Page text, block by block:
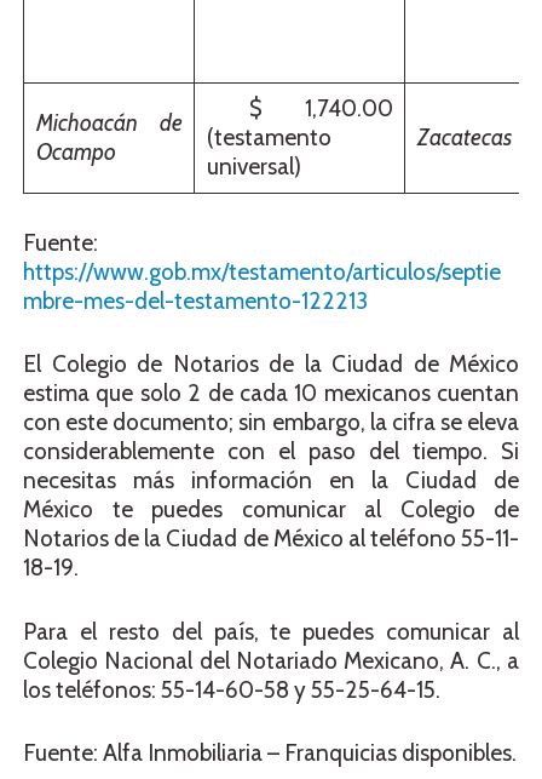
Michoacán de
Ocampo
$ 1,740.00
(testamento
universal)
Zacatecas
Fuente:
https://www.gob.mx/testamento/articulos/septie
mbre-mes-del-testamento-122213
El Colegio de Notarios de la Ciudad de México
estima que solo 2 de cada 10 mexicanos cuentan
con este documento; sin embargo, la cifra se eleva
considerablemente con el paso del tiempo. Si
necesitas más información en la Ciudad de
México te puedes comunicar al Colegio de
Notarios de la Ciudad de México al teléfono 55-11-
18-19.
Para el resto del país, te puedes comunicar al
Colegio Nacional del Notariado Mexicano, A. C., a
los teléfonos: 55-14-60-58 y 55-25-64-15.
Fuente: Alfa Inmobiliaria – Franquicias disponibles.